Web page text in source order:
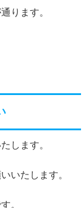
ります。
します。
いたします。
。